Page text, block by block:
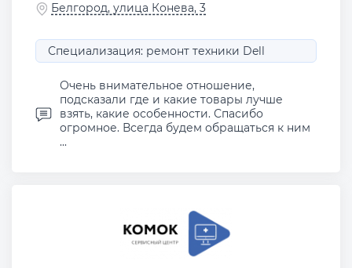
Белгород, улица Конева, 3
Специализация: ремонт техники Dell
Очень внимательное отношение,
подсказали где и какие товары лучше
взять, какие особенности. Спасибо
огромное. Всегда будем обращаться к ним
...